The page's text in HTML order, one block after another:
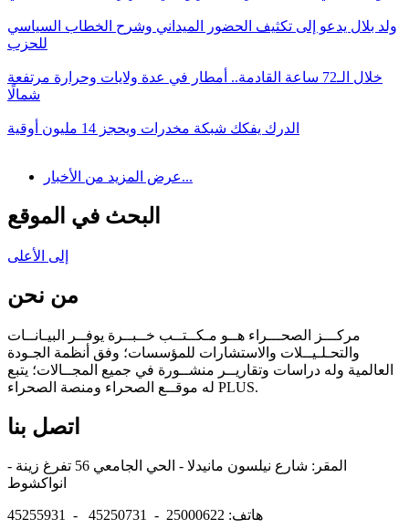
ولد بلال يدعو إلى تكثيف الحضور الميداني وشرح الخطاب السياسي
للحزب
خلال الـ72 ساعة القادمة.. أمطار في عدة ولايات وحرارة مرتفعة
شمالًا
الدرك يفكك شبكة مخدرات ويحجز 14 مليون أوقية
عرض المزيد من الأخبار...
البحث في الموقع
إلى الأعلى
من نحن
مركـــز الصحـــراء هــو مـكــتــب خــبــرة يوفــر البيـانــات
والتحـلـيــلات والاستشارات للمؤسسات؛ وفق أنظمة الجـودة
العالمية وله دراسات وتقاريــر منشــورة في جميع المجــالات؛ يتبع
له موقــع الصحراء ومنصة الصحراء PLUS.
اتصل بنا
المقر: شارع نيلسون مانيدلا - الحي الجامعي 56 تفرغ زينة -
هاتف: 25000622 - 45250731 - 45255931